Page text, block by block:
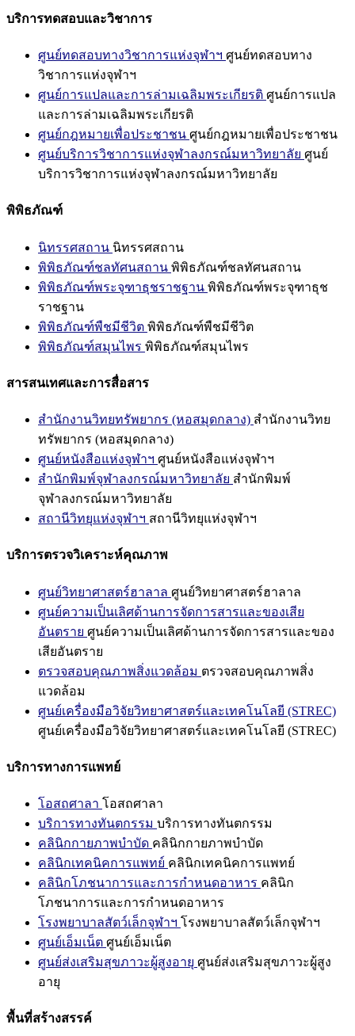
บริการทดสอบและวิชาการ
ศูนย์ทดสอบทางวิชาการแห่งจุฬาฯ ศูนย์ทดสอบทาง
วิชาการแห่งจุฬาฯ
ศูนย์การแปลและการล่ามเฉลิมพระเกียรติ ศูนย์การแปล
และการล่ามเฉลิมพระเกียรติ
ศูนย์กฎหมายเพื่อประชาชน ศูนย์กฎหมายเพื่อประชาชน
ศูนย์บริการวิชาการแห่งจุฬาลงกรณ์มหาวิทยาลัย ศูนย์
บริการวิชาการแห่งจุฬาลงกรณ์มหาวิทยาลัย
พิพิธภัณฑ์
นิทรรศสถาน นิทรรศสถาน
พิพิธภัณฑ์ชลทัศนสถาน พิพิธภัณฑ์ชลทัศนสถาน
พิพิธภัณฑ์พระจุฑาธุชราชฐาน พิพิธภัณฑ์พระจุฑาธุช
ราชฐาน
พิพิธภัณฑ์พืชมีชีวิต พิพิธภัณฑ์พืชมีชีวิต
พิพิธภัณฑ์สมุนไพร พิพิธภัณฑ์สมุนไพร
สารสนเทศและการสื่อสาร
สำนักงานวิทยทรัพยากร (หอสมุดกลาง) สำนักงานวิทย
ทรัพยากร (หอสมุดกลาง)
ศูนย์หนังสือแห่งจุฬาฯ ศูนย์หนังสือแห่งจุฬาฯ
สำนักพิมพ์จุฬาลงกรณ์มหาวิทยาลัย สำนักพิมพ์
จุฬาลงกรณ์มหาวิทยาลัย
สถานีวิทยุแห่งจุฬาฯ สถานีวิทยุแห่งจุฬาฯ
บริการตรวจวิเคราะห์คุณภาพ
ศูนย์วิทยาศาสตร์ฮาลาล ศูนย์วิทยาศาสตร์ฮาลาล
ศูนย์ความเป็นเลิศด้านการจัดการสารและของเสีย
อันตราย ศูนย์ความเป็นเลิศด้านการจัดการสารและของ
เสียอันตราย
ตรวจสอบคุณภาพสิ่งแวดล้อม ตรวจสอบคุณภาพสิ่ง
แวดล้อม
ศูนย์เครื่องมือวิจัยวิทยาศาสตร์และเทคโนโลยี (STREC)
ศูนย์เครื่องมือวิจัยวิทยาศาสตร์และเทคโนโลยี (STREC)
บริการทางการแพทย์
โอสถศาลา โอสถศาลา
บริการทางทันตกรรม บริการทางทันตกรรม
คลินิกกายภาพบำบัด คลินิกกายภาพบำบัด
คลินิกเทคนิคการแพทย์ คลินิกเทคนิคการแพทย์
คลินิกโภชนาการและการกำหนดอาหาร คลินิก
โภชนาการและการกำหนดอาหาร
โรงพยาบาลสัตว์เล็กจุฬาฯ โรงพยาบาลสัตว์เล็กจุฬาฯ
ศูนย์เอ็มเน็ต ศูนย์เอ็มเน็ต
ศูนย์ส่งเสริมสุขภาวะผู้สูงอายุ ศูนย์ส่งเสริมสุขภาวะผู้สูง
อายุ
พื้นที่สร้างสรรค์